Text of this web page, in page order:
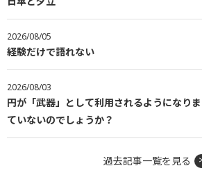
2026/08/05
経験だけで語れない
2026/08/03
円が「武器」として利用されるようになりま
ていないのでしょうか？
過去記事一覧を見る